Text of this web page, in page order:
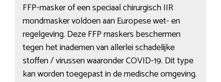
FFP-masker of een speciaal chirurgisch IIR
mondmasker voldoen aan Europese wet- en
regelgeving. Deze FFP maskers beschermen
tegen het inademen van allerlei schadelijke
stoffen / virussen waaronder COVID-19. Dit type
kan worden toegepast in de medische omgeving.